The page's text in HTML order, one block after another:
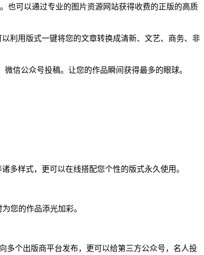
可以通过专业的图片资源网站获得收费的正版的高质
利用版式一键将您的文章转换成清新、文艺、商务、非
信公众号投稿。让您的作品瞬间获得最多的眼球。
样式，更可以在线搭配您个性的版式永久使用。
您的作品添光加彩。
个出版商平台发布，更可以给第三方公众号，名人投